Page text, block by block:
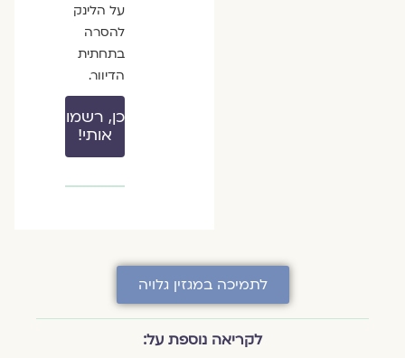
על הלינק
להסרה
בתחתית
הדיוור.
כן, רשמו
אותי!
לתמיכה במגזין גלויה
לקריאה נוספת על: